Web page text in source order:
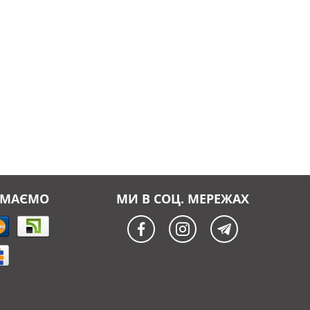
МИ В СОЦ. МЕРЕЖАХ